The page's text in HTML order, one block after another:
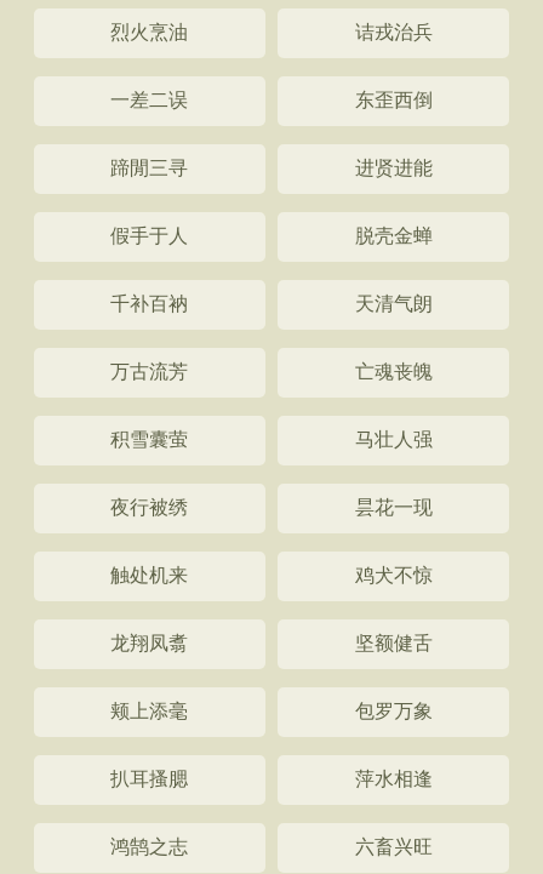
烈火烹油 诘戎治兵
一差二误 东歪西倒
蹄閒三寻 进贤进能
假手于人 脱壳金蝉
千补百衲 天清气朗
万古流芳 亡魂丧魄
积雪囊萤 马壮人强
夜行被绣 昙花一现
触处机来 鸡犬不惊
龙翔凤翥 坚额健舌
颊上添毫 包罗万象
扒耳搔腮 萍水相逢
鸿鹄之志 六畜兴旺